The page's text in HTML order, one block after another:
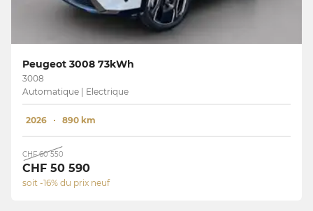
Peugeot 3008 73kWh
3008
Automatique | Electrique
2026 890 km
CHF 60 550
CHF 50 590
soit -16% du prix neuf